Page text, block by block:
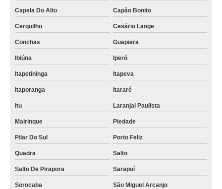
Capela Do Alto Capão Bonito
Cerquilho Cesário Lange
Conchas Guapiara
Ibiúna Iperó
Itapetininga Itapeva
Itaporanga Itararé
Itu Laranjal Paulista
Mairinque Piedade
Pilar Do Sul Porto Feliz
Quadra Salto
Salto De Pirapora Sarapuí
Sorocaba São Miguel Arcanjo